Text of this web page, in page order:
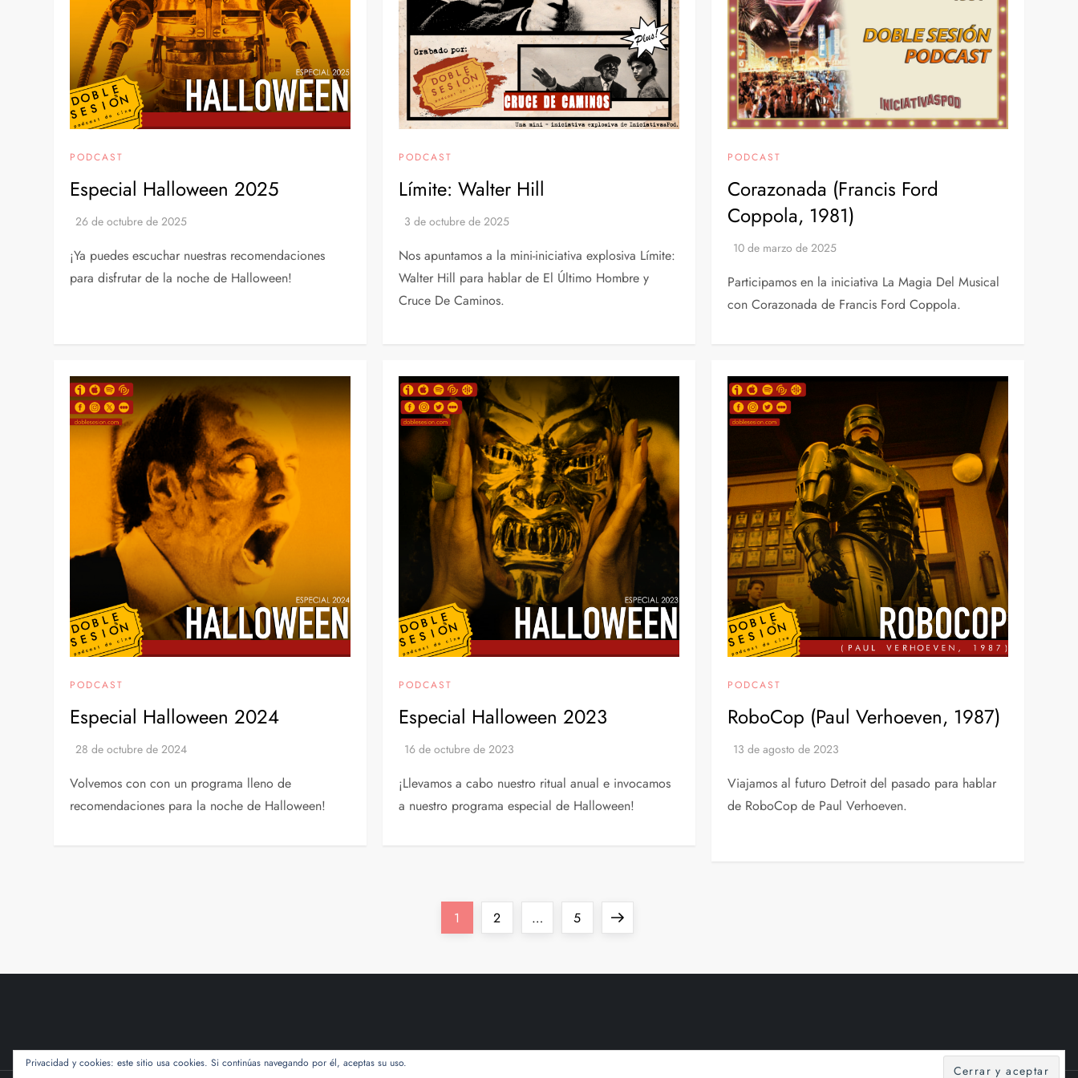
PODCAST
Especial Halloween 2025
¡Ya puedes escuchar nuestras recomendaciones
para disfrutar de la noche de Halloween!
PODCAST
Límite: Walter Hill
Nos apuntamos a la mini-iniciativa explosiva Límite:
Walter Hill para hablar de El Último Hombre y
Cruce De Caminos.
PODCAST
Corazonada (Francis Ford
Coppola, 1981)
Participamos en la iniciativa La Magia Del Musical
con Corazonada de Francis Ford Coppola.
PODCAST
Especial Halloween 2024
Volvemos con con un programa lleno de
recomendaciones para la noche de Halloween!
PODCAST
Especial Halloween 2023
¡Llevamos a cabo nuestro ritual anual e invocamos
a nuestro programa especial de Halloween!
PODCAST
RoboCop (Paul Verhoeven, 1987)
Viajamos al futuro Detroit del pasado para hablar
de RoboCop de Paul Verhoeven.
n
Página
1 Página
2 … Página
5
Siguiente
Privacidad y cookies: este sitio usa cookies. Si continúas navegando por él, aceptas su uso.